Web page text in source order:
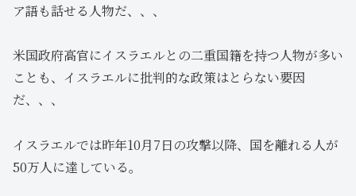
ア語も話せる人物だ、、、
米国政府高官にイスラエルとの二重国籍を持つ人物が多い
ことも、イスラエルに批判的な政策はとらない要因
だ、、、
イスラエルでは昨年10月7日の攻撃以降、国を離れる人が
50万人に達している。